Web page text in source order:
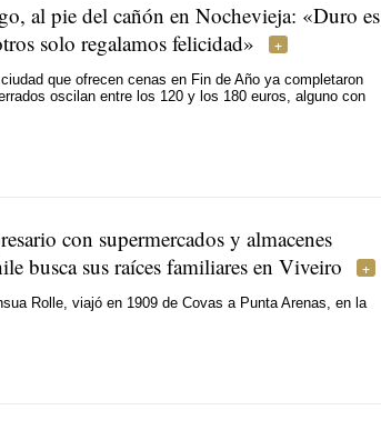
al pie del cañón en Nochevieja: «Duro es
solo regalamos felicidad»
que ofrecen cenas en Fin de Año ya completaron
oscilan entre los 120 y los 180 euros, alguno con
con supermercados y almacenes
busca sus raíces familiares en Viveiro
Rolle, viajó en 1909 de Covas a Punta Arenas, en la